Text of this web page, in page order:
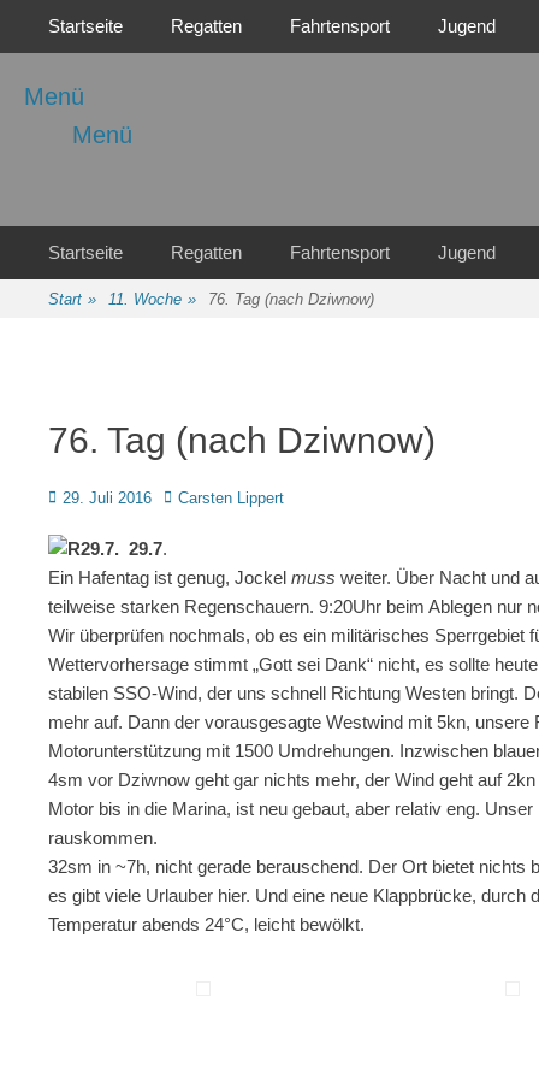
Menü
1921 e.V.
Regattasport und Wasserwandern - Freizeit mit der ganzen Familie
Menü
Primäres Menü
Startseite Regatten Fahrtensport Jugend
Sekundäres Menü
springen
Startseite Regatten Fahrtensport Jugend
Start » 11. Woche » 76. Tag (nach Dziwnow)
76. Tag (nach Dziwnow)
Posted
29. Juli 2016 Autor
Carsten Lippert
29.7.
Ein Hafentag ist genug, Jockel muss weiter. Über Nacht und
teilweise starken Regenschauern. 9:20Uhr beim Ablegen nur
Wir überprüfen nochmals, ob es ein militärisches Sperrgebiet
Wettervorhersage stimmt „Gott sei Dank“ nicht, es sollte
stabilen SSO-Wind, der uns schnell Richtung Westen bringt.
mehr auf. Dann der vorausgesagte Westwind mit 5kn, unsere
Motorunterstützung mit 1500 Umdrehungen. Inzwischen
4sm vor Dziwnow geht gar nichts mehr, der Wind geht auf
Motor bis in die Marina, ist neu gebaut, aber relativ eng.
rauskommen.
32sm in ~7h, nicht gerade berauschend. Der Ort bietet
es gibt viele Urlauber hier. Und eine neue Klappbrücke, durch
Temperatur abends 24°C, leicht bewölkt.